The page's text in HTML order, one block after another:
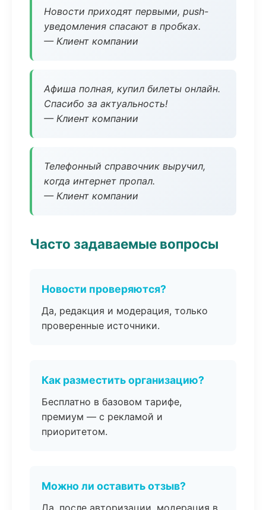
Новости приходят первыми, push-
уведомления спасают в пробках.
— Клиент компании
Афиша полная, купил билеты онлайн.
Спасибо за актуальность!
— Клиент компании
Телефонный справочник выручил,
когда интернет пропал.
— Клиент компании
Часто задаваемые вопросы
Новости проверяются?
Да, редакция и модерация, только
проверенные источники.
Как разместить организацию?
Бесплатно в базовом тарифе,
премиум — с рекламой и
приоритетом.
Можно ли оставить отзыв?
Да, после авторизации, модерация в